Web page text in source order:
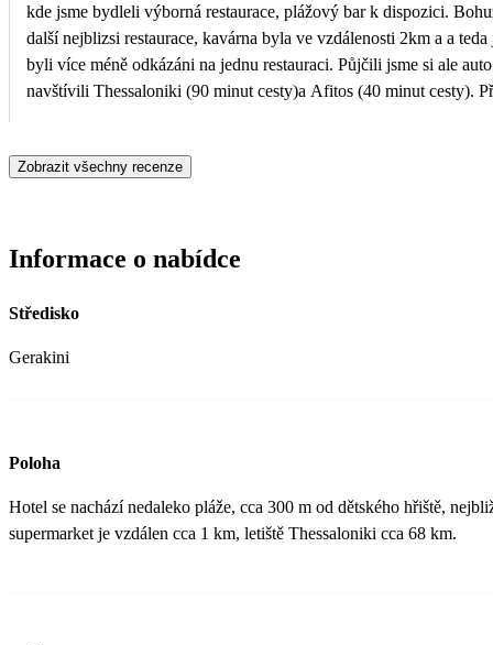
kde jsme bydleli výborná restaurace, plážový bar k dispozici.
další nejblizsi restaurace, kavárna byla ve vzdálenosti 2km a a teda
byli více méně odkázáni na jednu restauraci. Půjčili jsme si ale
navštívili Thessaloniki (90 minut cesty)a Afitos (40 minut cesty).
Zobrazit všechny recenze
Informace o nabídce
Středisko
Gerakini
Poloha
Hotel se nachází nedaleko pláže, cca 300 m od dětského hřiště,
supermarket je vzdálen cca 1 km, letiště Thessaloniki cca 68 km.